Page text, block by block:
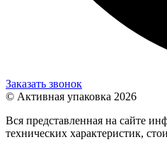
Заказать звонок
© Активная упаковка 2026
Вся представленная на сайте
технических характеристик,